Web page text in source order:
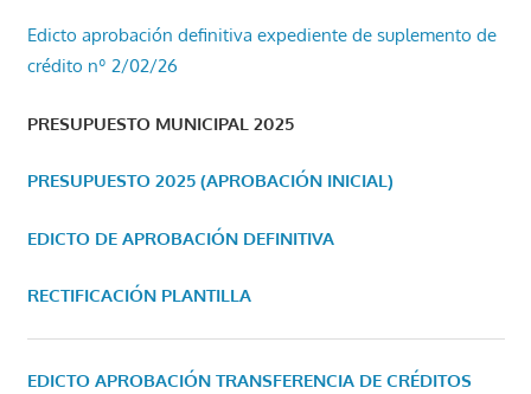
Edicto aprobación definitiva expediente de suplemento de
crédito nº 2/02/26
PRESUPUESTO MUNICIPAL 2025
PRESUPUESTO 2025 (APROBACIÓN INICIAL)
EDICTO DE APROBACIÓN DEFINITIVA
RECTIFICACIÓN PLANTILLA
EDICTO APROBACIÓN TRANSFERENCIA DE CRÉDITOS